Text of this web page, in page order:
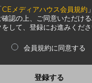
CEメディアハウス会員規約
認の上、ご同意いただけ
して、登録にお進みくださ
会員規約に同意する
登録する